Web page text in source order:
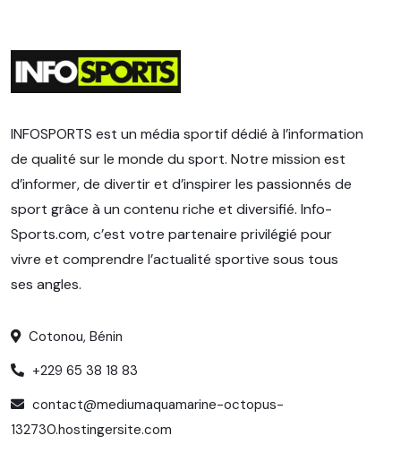
INFOSPORTS est un média sportif dédié à l’information
de qualité sur le monde du sport. Notre mission est
d’informer, de divertir et d’inspirer les passionnés de
sport grâce à un contenu riche et diversifié. Info-
Sports.com, c’est votre partenaire privilégié pour
vivre et comprendre l’actualité sportive sous tous
ses angles.
Cotonou, Bénin
+229 65 38 18 83
contact@mediumaquamarine-octopus-
132730.hostingersite.com